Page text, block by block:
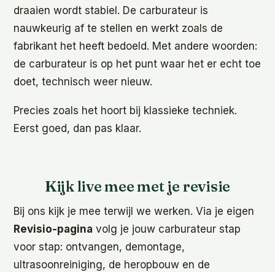
draaien wordt stabiel. De carburateur is
nauwkeurig af te stellen en werkt zoals de
fabrikant het heeft bedoeld. Met andere woorden:
de carburateur is op het punt waar het er echt toe
doet, technisch weer nieuw.
Precies zoals het hoort bij klassieke techniek.
Eerst goed, dan pas klaar.
Kijk live mee met je revisie
Bij ons kijk je mee terwijl we werken. Via je eigen
Revisio-pagina volg je jouw carburateur stap
voor stap: ontvangen, demontage,
ultrasoonreiniging, de heropbouw en de